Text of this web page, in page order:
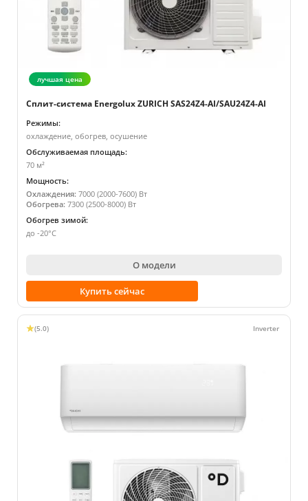
лучшая цена
Сплит-система Energolux ZURICH SAS24Z4-AI/SAU24Z4-AI
Режимы:
охлаждение, обогрев, осушение
Обслуживаемая площадь:
70 м²
Мощность:
Охлаждения: 7000 (2000-7600) Вт
Обогрева: 7300 (2500-8000) Вт
Обогрев зимой:
до -20°С
О модели
Купить сейчас
(5.0)